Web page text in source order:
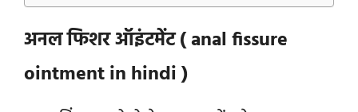
अनल फिशर ऑइंटमेंट ( anal fissure
ointment in hindi )